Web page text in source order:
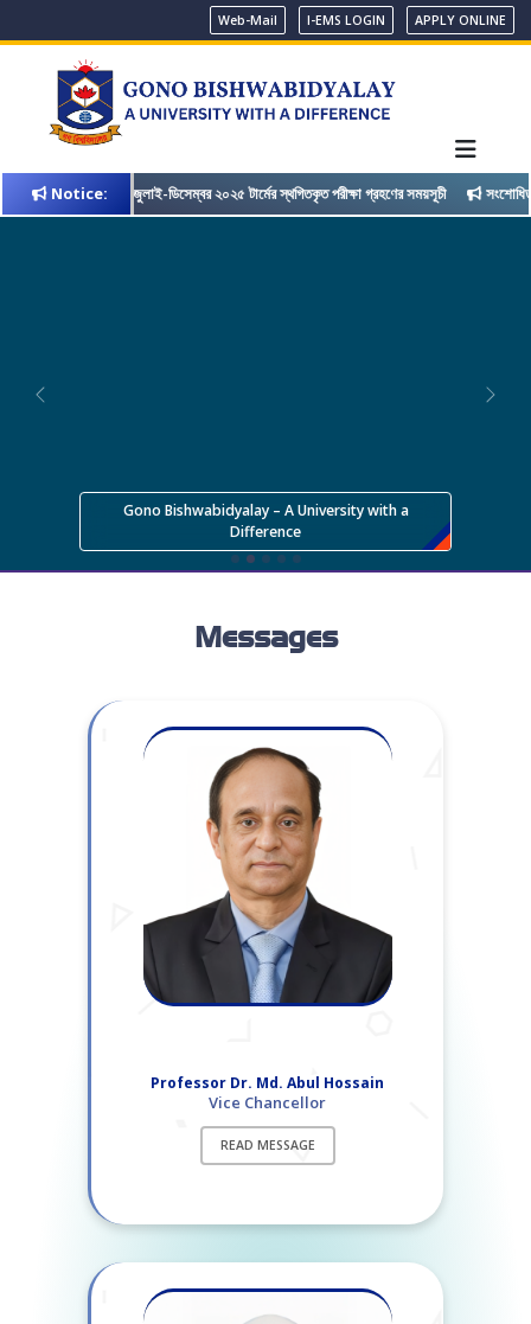
Web-Mail I-EMS LOGIN APPLY ONLINE
Notice:
জুলাই-ডিসেম্বর ২০২৫ টার্মের স্থগিতকৃত পরীক্ষা গ্রহণের সময়সূচী সংশোধিত: চলতি
Gono Bishwabidyalay – A University with a
Difference
Previous Next
Messages
Professor Dr. Md. Abul Hossain
Vice Chancellor
READ MESSAGE